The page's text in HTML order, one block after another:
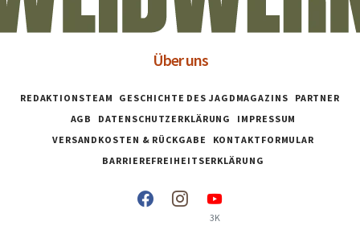
Über uns
REDAKTIONSTEAM GESCHICHTE DES JAGDMAGAZINS
PARTNER
AGB
DATENSCHUTZERKLÄRUNG
IMPRESSUM
VERSANDKOSTEN & RÜCKGABE
KONTAKTFORMULAR
BARRIEREFREIHEITSERKLÄRUNG
3K